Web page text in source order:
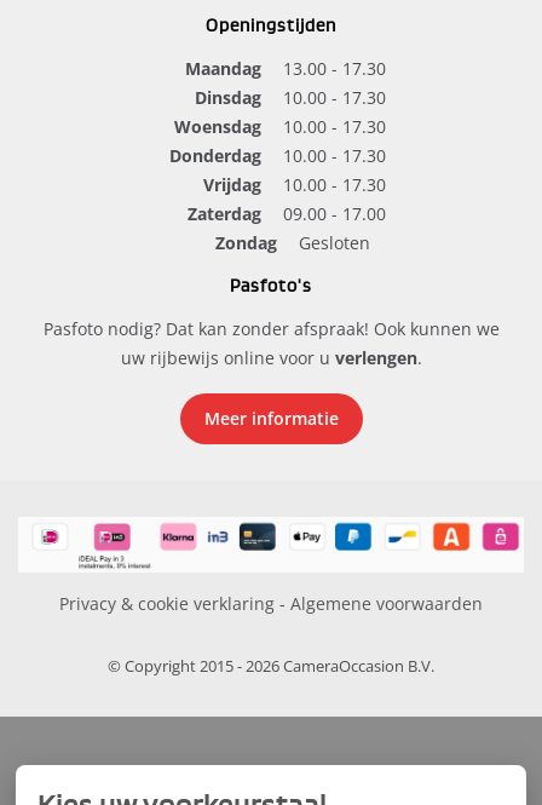
Openingstijden
Maandag
13.00 - 17.30
Dinsdag
10.00 - 17.30
Woensdag
10.00 - 17.30
Donderdag
10.00 - 17.30
Vrijdag
10.00 - 17.30
Zaterdag
09.00 - 17.00
Zondag
Gesloten
Pasfoto's
Pasfoto nodig? Dat kan zonder afspraak! Ook kunnen we
uw rijbewijs online voor u verlengen.
Meer informatie
Privacy & cookie verklaring - Algemene voorwaarden
© Copyright 2015 - 2026 CameraOccasion B.V.